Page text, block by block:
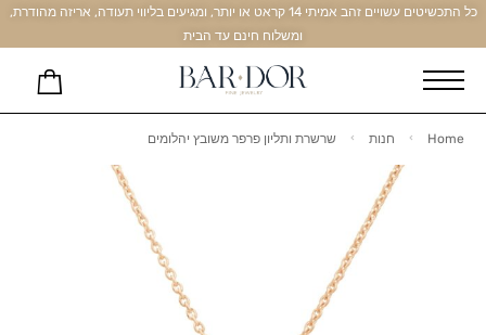
כל התכשיטים עשויים זהב אמיתי 14 קראט או יותר, ומגיעים בליווי תעודה, אריזה מהודרת,
ומשלוח חינם עד הבית
Home חנות שרשרת ותליון פרפר משובץ יהלומים